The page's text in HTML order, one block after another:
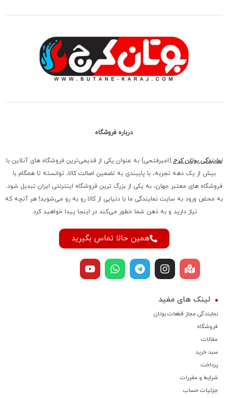
درباره فروشگاه
نمایندگی بوتان کرج (امیرفتحی) به عنوان یکی از قدیمی‌ترین فروشگاه های آنلاین با
بیش از یک دهه تجربه، با پایبندی به تضمین اصالت کالا، توانسته تا همگام با
فروشگاه‌ های معتبر جهان، به یکی از بزرگ‌ ترین فروشگاه اینترنتی ایران تبدیل شود.
به محض ورود به سایت نمایندگی ما با دنیایی از کالا رو به رو می‌شوید! هر آنچه که
نیاز دارید و به ذهن شما خطور می‌کند در اینجا پیدا خواهید کرد.
همین حالا تماس بگیرید
لینک های مفید
نمایندگی مجاز قطعات بوتان
فروشگاه
مقالات
سبد خرید
پرداخت
شرایط و مقررات
جزئیات حساب